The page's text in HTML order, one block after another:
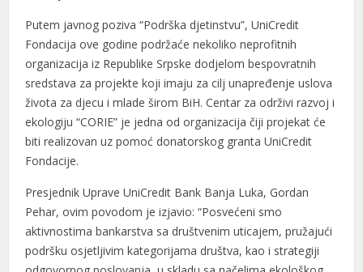
Putem javnog poziva “Podrška djetinstvu”, UniCredit
Fondacija ove godine podržaće nekoliko neprofitnih
organizacija iz Republike Srpske dodjelom bespovratnih
sredstava za projekte koji imaju za cilj unapređenje uslova
života za djecu i mlade širom BiH. Centar za održivi razvoj i
ekologiju “CORIE” je jedna od organizacija čiji projekat će
biti realizovan uz pomoć donatorskog granta UniCredit
Fondacije.
Presjednik Uprave UniCredit Bank Banja Luka, Gordan
Pehar, ovim povodom je izjavio: “Posvećeni smo
aktivnostima bankarstva sa društvenim uticajem, pružajući
podršku osjetljivim kategorijama društva, kao i strategiji